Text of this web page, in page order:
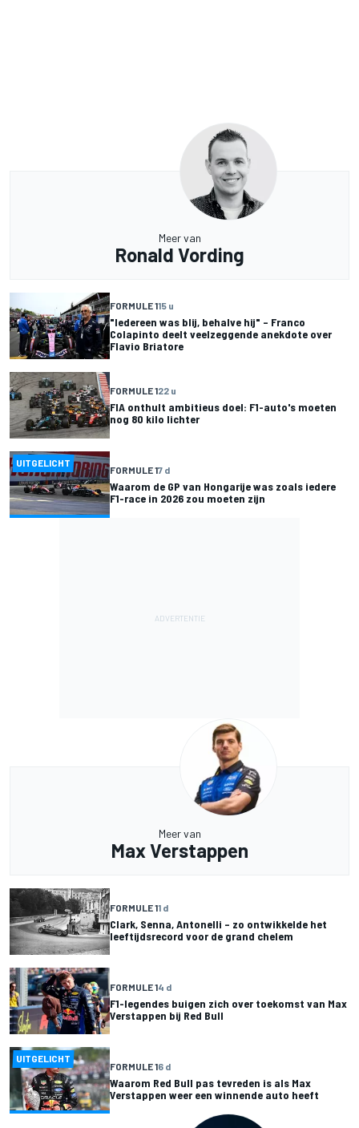
Meer van
Ronald Vording
FORMULE 115 u
"Iedereen was blij, behalve hij" – Franco
Colapinto deelt veelzeggende anekdote over
Flavio Briatore
FORMULE 122 u
FIA onthult ambitieus doel: F1-auto's moeten
nog 80 kilo lichter
UITGELICHT
FORMULE 17 d
Waarom de GP van Hongarije was zoals iedere
F1-race in 2026 zou moeten zijn
Meer van
Max Verstappen
FORMULE 11 d
Clark, Senna, Antonelli – zo ontwikkelde het
leeftijdsrecord voor de grand chelem
FORMULE 14 d
F1-legendes buigen zich over toekomst van Max
Verstappen bij Red Bull
UITGELICHT
FORMULE 16 d
Waarom Red Bull pas tevreden is als Max
Verstappen weer een winnende auto heeft